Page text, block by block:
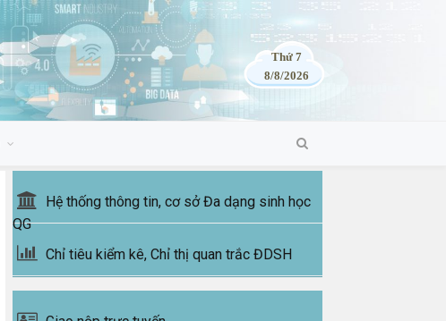
Thứ 7
8/8/2026
Hệ thống thông tin, cơ sở Đa dạng sinh học
QG
Chỉ tiêu kiểm kê, Chỉ thị quan trắc ĐDSH